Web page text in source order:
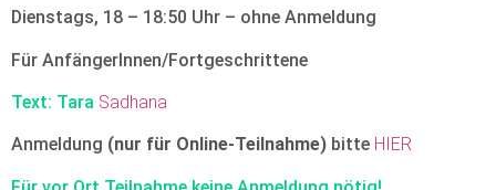
Dienstags, 18 – 18:50 Uhr – ohne Anmeldung
Für AnfängerInnen/Fortgeschrittene
Text: Tara Sadhana
Anmeldung (nur für Online-Teilnahme) bitte HIER